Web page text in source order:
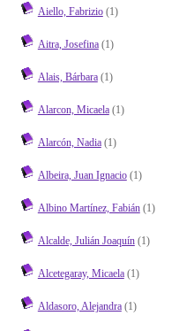
Aiello, Fabrizio(1)
Aitra, Josefina(1)
Alais, Bárbara(1)
Alarcon, Micaela(1)
Alarcón, Nadia(1)
Albeira, Juan Ignacio(1)
Albino Martínez, Fabián(1)
Alcalde, Julián Joaquín(1)
Alcetegaray, Micaela(1)
Aldasoro, Alejandra(1)